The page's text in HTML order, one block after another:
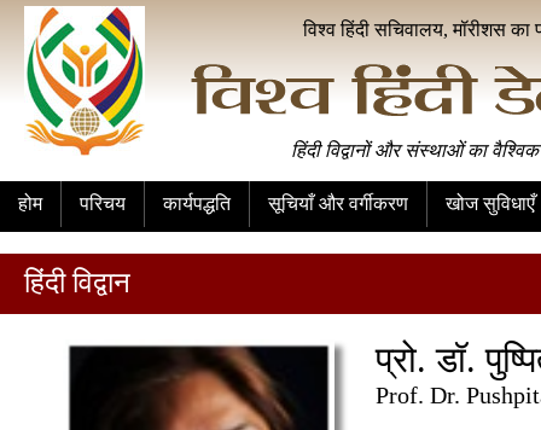
विश्व हिंदी सचिवालय, मॉरीशस का
हिंदी विद्वानों और संस्थाओं का
होम परिचय कार्यपद्धति सूचियाँ और वर्गीकरण खोज सुविधाएँ
हिंदी विद्वान
प्रो. डॉ.
Prof. Dr.